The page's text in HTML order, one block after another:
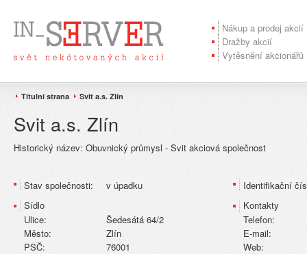
Nákup a prodej akcií
Dražby akcií
Vytěsnění akcionářů
Titulní strana Svit a.s. Zlín
Svit a.s. Zlín
Historický název: Obuvnický průmysl - Svit akciová společnost
Stav společnosti:
v úpadku
Sídlo
Ulice:
Šedesátá 64/2
Město:
Zlín
PSČ:
76001
Identifikační
Kontakty
Telefon:
E-mail:
Web: